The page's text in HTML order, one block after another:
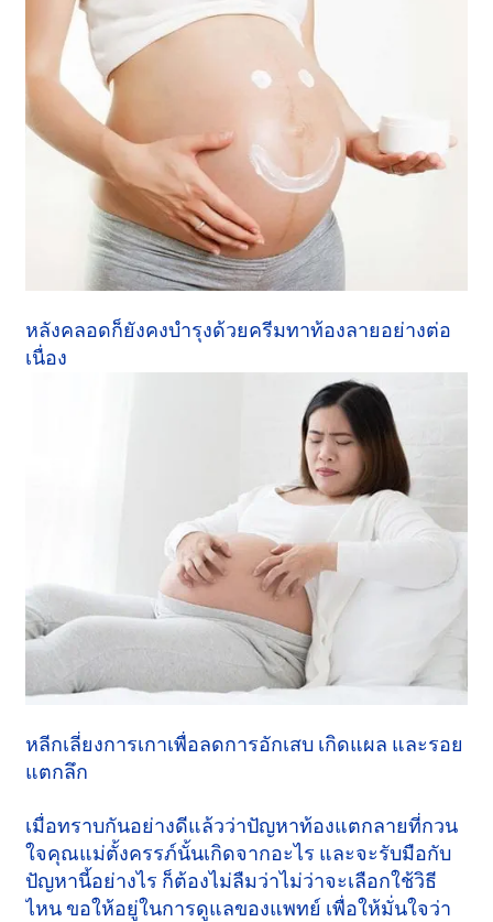
หลังคลอดก็ยังคงบำรุงด้วยครีมทาท้องลายอย่างต่อ
เนื่อง
หลีกเลี่ยงการเกาเพื่อลดการอักเสบ เกิดแผล และรอย
แตกลึก
เมื่อทราบกันอย่างดีแล้วว่าปัญหาท้องแตกลายที่กวน
ใจคุณแม่ตั้งครรภ์นั้นเกิดจากอะไร และจะรับมือกับ
ปัญหานี้อย่างไร ก็ต้องไม่ลืมว่าไม่ว่าจะเลือกใช้วิธี
ไหน ขอให้อยู่ในการดูแลของแพทย์ เพื่อให้มั่นใจว่า